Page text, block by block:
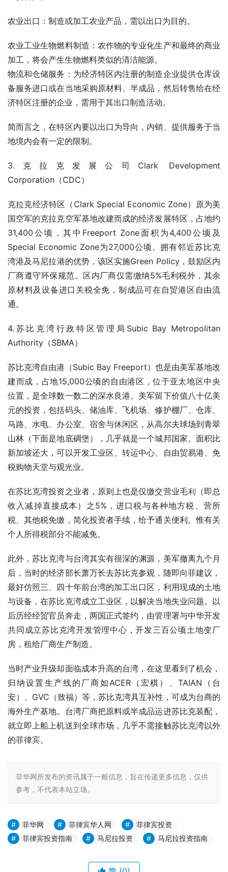
农业出口：制造或加工农业产品，需以出口为目的。
农业工业生物燃料制造：农作物的专业化生产和最终的商业
加工，将会产生生物燃料类似的清洁能源。
物流和仓储服务：为经济特区内注册的制造企业提供仓库设
备服务进口或在当地采购原材料、半成品，然后转售给在经
济特区注册的企业，需用于其出口制造活动。
简而言之，在特区内要以出口为导向，内销、提供服务于当
地境内会有一定的限制。
3.克拉克发展公司Clark Development
Corporation（CDC）
克拉克经济特区（Clark Special Economic Zone）原为美
国空军的克拉克空军基地改建而成的经济发展特区，占地约
31,400公顷，其中Freeport Zone面积为4,400公顷及
Special Economic Zone为27,000公顷。拥有邻近苏比克
湾港及马尼拉港的优势，该区实施Green Policy，鼓励区内
厂商遵守环保规范。区内厂商仅需缴纳5%毛利税外，其余
原材料及设备进口关税全免，制成品可在自贸港区自由流
通。
4.苏比克湾行政特区管理局Subic Bay Metropolitan
Authority（SBMA）
苏比克湾自由港（Subic Bay Freeport）也是由美军基地改
建而成，占地15,000公顷的自由港区，位于亚太地区中央
位置，是全球数一数二的深水良港。美军留下价值八十亿美
元的投资，包括码头、储油库、飞机场、修护棚厂、仓库、
马路、水电、办公室、宿舍与休闲区，从高尔夫球场到青翠
山林（下面是地底碉堡），几乎就是一个城邦国家。面积比
新加坡还大，可以开发工业区、转运中心、自由贸易港、免
税购物天堂与观光业。
在苏比克湾投资之业者，原则上也是仅缴交营业毛利（即总
收入减掉直接成本）之5%，进口税与各种地方税、营所
税、其他税免缴，简化投资者手续，给予通关便利。惟有关
个人所得税部分不能减免。
此外，苏比克湾与台湾其实有很深的渊源，美军撤离九个月
后，当时的经济部长萧万长去苏比克参观，随即向菲建议，
最好仿照三、四十年前台湾的加工出口区，利用现成的土地
与设备，在苏比克湾成立工业区，以解决当地失业问题。以
后历经经贸官员奔走，两国正式签约，由管理署与中华开发
共同成立苏比克湾开发管理中心，开发三百公顷土地变厂
房，租给厂商生产制造。
当时产业升级却面临成本升高的台湾，在这里看到了机会，
归纳设置生产线的厂商如ACER（宏棋）、TAIAN（台
安）、GVC（致福）等，苏比克湾具互补性，可成为台商的
海外生产基地。台湾厂商把原料或半成品运进苏比克装配，
就立即上船上机送到全球市场，几乎不需接触苏比克湾以外
的菲律宾。
菲华网所发布的资讯属于一般信息，旨在传递更多信息，仅供
参考，不代表本站立场。
菲华网 菲律宾华人网
菲律宾投资
菲律宾投资指南
马尼拉投资 马尼拉投资指南